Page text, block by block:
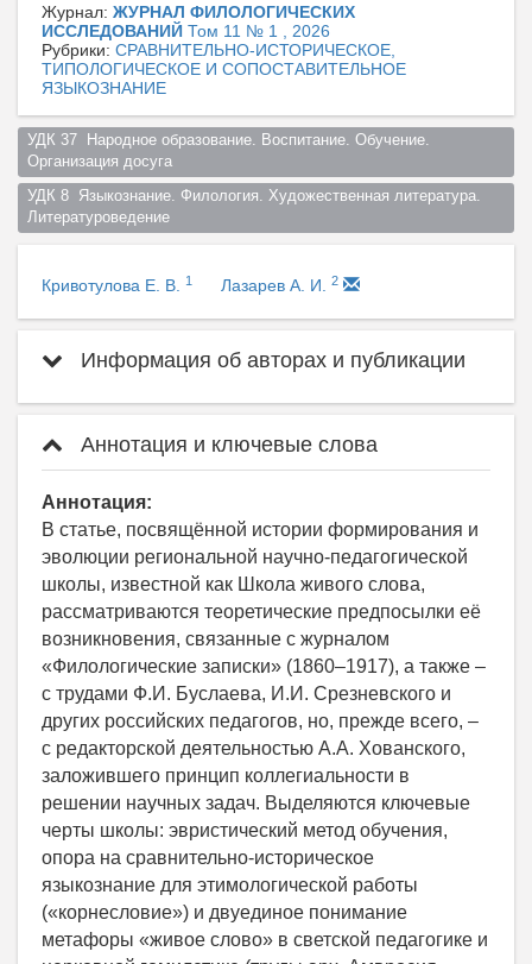
Журнал: ЖУРНАЛ ФИЛОЛОГИЧЕСКИХ
ИССЛЕДОВАНИЙ Том 11 № 1 , 2026
Рубрики: СРАВНИТЕЛЬНО-ИСТОРИЧЕСКОЕ,
ТИПОЛОГИЧЕСКОЕ И СОПОСТАВИТЕЛЬНОЕ
ЯЗЫКОЗНАНИЕ
УДК 37  Народное образование. Воспитание. Обучение.
Организация досуга
УДК 8  Языкознание. Филология. Художественная литература.
Литературоведение
Кривотулова Е. В. 1 Лазарев А. И. 2
Информация об авторах и публикации
Аннотация и ключевые слова
Аннотация:
В статье, посвящённой истории формирования и
эволюции региональной научно-педагогической
школы, известной как Школа живого слова,
рассматриваются теоретические предпосылки её
возникновения, связанные с журналом
«Филологические записки» (1860–1917), а также –
с трудами Ф.И. Буслаева, И.И. Срезневского и
других российских педагогов, но, прежде всего, –
с редакторской деятельностью А.А. Хованского,
заложившего принцип коллегиальности в
решении научных задач. Выделяются ключевые
черты школы: эвристический метод обучения,
опора на сравнительно-историческое
языкознание для этимологической работы
(«корнесловие») и двуединое понимание
метафоры «живое слово» в светской педагогике и